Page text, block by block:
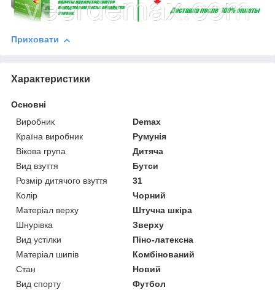
Приховати
Характеристики
Основні
Виробник
Demax
Країна виробник
Румунія
Вікова група
Дитяча
Вид взуття
Бутси
Розмір дитячого взуття
31
Колір
Чорний
Матеріал верху
Штучна шкіра
Шнурівка
Зверху
Вид устілки
Піно-латексна
Матеріал шипів
Комбінований
Стан
Новий
Вид спорту
Футбол